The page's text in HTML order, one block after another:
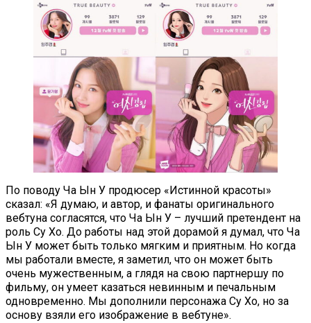
По поводу Ча Ын У продюсер «Истинной красоты»
сказал: «Я думаю, и автор, и фанаты оригинального
вебтуна согласятся, что Ча Ын У – лучший претендент на
роль Су Хо. До работы над этой дорамой я думал, что Ча
Ын У может быть только мягким и приятным. Но когда
мы работали вместе, я заметил, что он может быть
очень мужественным, а глядя на свою партнершу по
фильму, он умеет казаться невинным и печальным
одновременно. Мы дополнили персонажа Су Хо, но за
основу взяли его изображение в вебтуне».